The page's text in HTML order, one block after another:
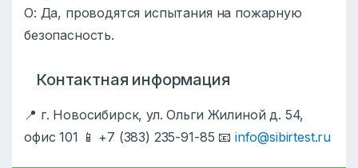
О: Да, проводятся испытания на пожарную
безопасность.
Контактная информация
📍 г. Новосибирск, ул. Ольги Жилиной д. 54,
офис 101 📱 +7 (383) 235-91-85 📧 info@sibirtest.ru